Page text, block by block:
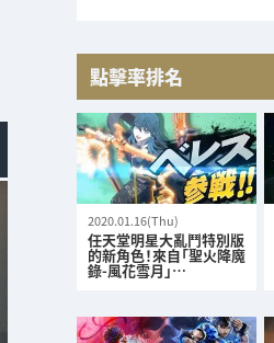
點擊率排名
2020.01.16(Thu)
任天堂明星大亂鬥特別版
的新角色！來自「聖火降魔
錄-風花雪月」…